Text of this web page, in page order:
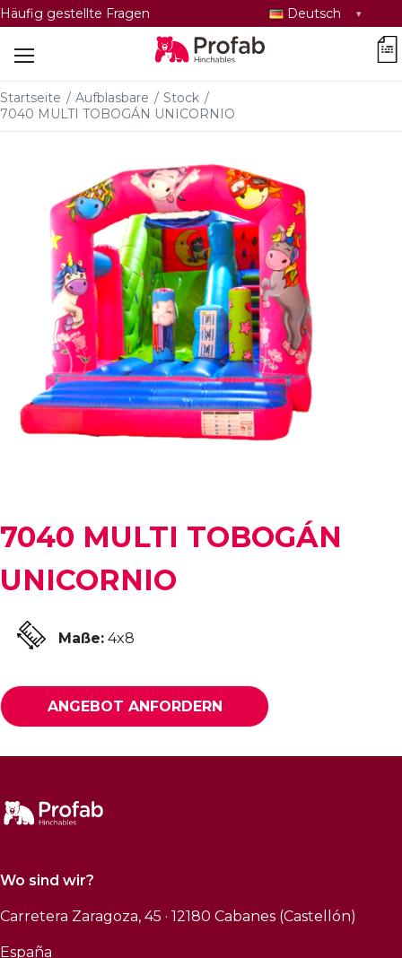
Häufig gestellte Fragen
auswählen
Deutsch
Startseite / Aufblasbare / Stock /
7040 MULTI TOBOGÁN UNICORNIO
7040 MULTI TOBOGÁN
UNICORNIO
Maße: 4x8
ANGEBOT ANFORDERN
Wo sind wir?
Carretera Zaragoza, 45 · 12180 Cabanes (Castellón)
España